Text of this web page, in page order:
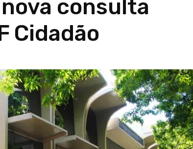
consulta
Cidadão